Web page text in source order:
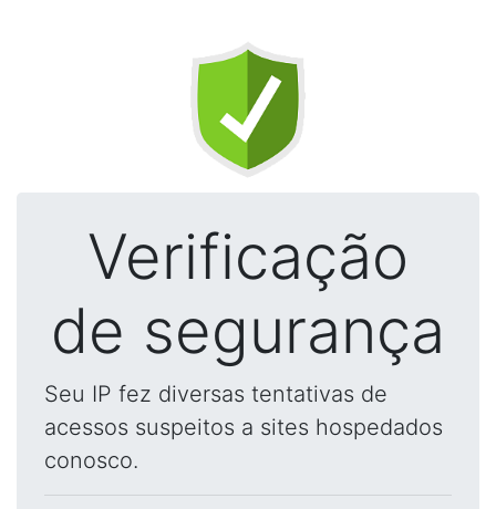
Verificação
de segurança
Seu IP fez diversas tentativas de
acessos suspeitos a sites hospedados
conosco.